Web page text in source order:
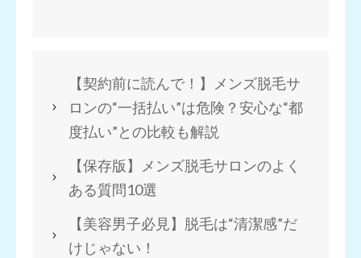
【契約前に読んで！】メンズ脱毛サ
ロンの“一括払い”は危険？安心な“都
度払い”との比較も解説
【保存版】メンズ脱毛サロンのよく
ある質問10選
【美容男子必見】脱毛は“清潔感”だ
けじゃない！